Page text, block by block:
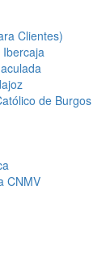
Clientes)
Ibercaja
de Burgos
CNMV